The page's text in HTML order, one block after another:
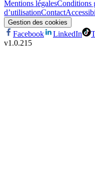
Mentions légalesConditions
d’utilisationContact
Gestion des cookies
Facebook LinkedIn
v1.0.215